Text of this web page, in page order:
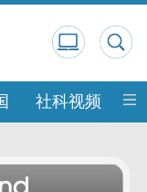
社科视频 中